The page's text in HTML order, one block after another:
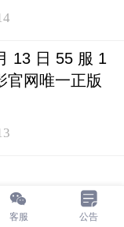
13 日 55 服 1
官网唯一正版
客服 公告